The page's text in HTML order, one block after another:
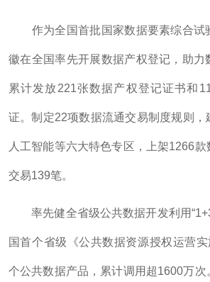
作为全国首批国家数据要素综合试
徽在全国率先开展数据产权登记，助力
累计发放221张数据产权登记证书和
证。制定22项数据流通交易制度规则，
人工智能等六大特色专区，上架1266
交易139笔。
率先健全省级公共数据开发利用
国首个省级《公共数据资源授权运营
个公共数据产品，累计调用超1600万